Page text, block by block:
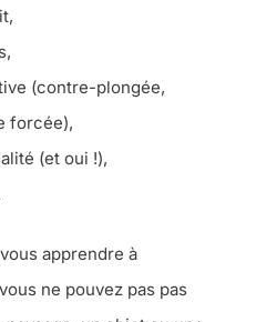
(contre-plongée,
forcée),
(et oui !),
apprendre à
ne pouvez pas pas